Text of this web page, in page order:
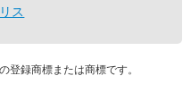
ス
登録商標または商標です。